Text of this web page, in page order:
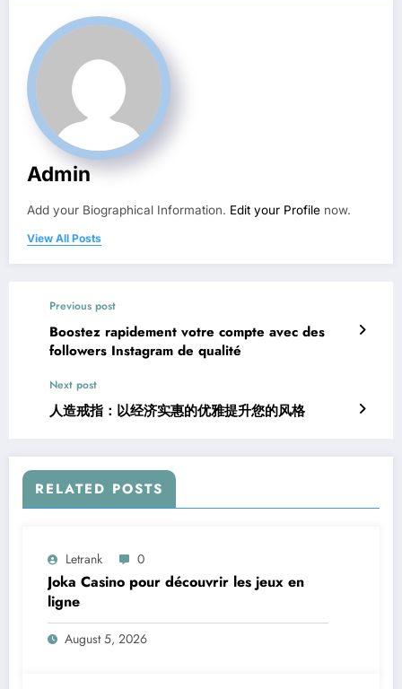
Admin
Add your Biographical Information. Edit your Profile now.
View All Posts
Previous post
Boostez rapidement votre compte avec des
followers Instagram de qualité
Next post
人造戒指：以经济实惠的优雅提升您的风格
RELATED POSTS
Letrank 0
Joka Casino pour découvrir les jeux en
ligne
August 5, 2026